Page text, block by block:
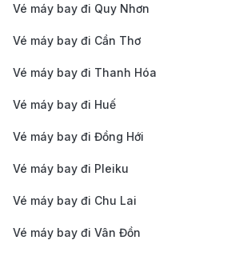
40–50 phút. Giá cước dao động
THB/lượt.
Dịch vụ gọi xe công nghệ (Grab)
biến tại Phuket và dễ dàng sử
hoặc du khách mang nhiều hành
tương tự taxi, có thể đặt trực tiếp
Thuê xe riêng : Nhiều đơn vị
đón từ khách sạn đến sân bay.
Vé máy bay đi Quy Nhơn
Vé máy bay đi Cần Thơ
Vé máy bay đi Thanh Hóa
Vé máy bay đi Huế
Vé máy bay đi Đồng Hới
Vé máy bay đi Pleiku
Vé máy bay đi Chu Lai
Vé máy bay đi Vân Đồn